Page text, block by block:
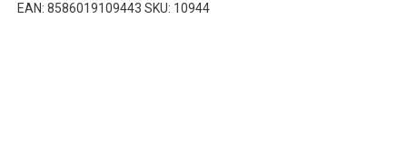
EAN: 8586019109443 SKU: 10944